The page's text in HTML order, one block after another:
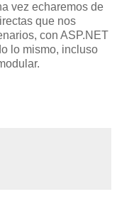
vez echaremos de
que nos
con ASP.NET
lo mismo, incluso